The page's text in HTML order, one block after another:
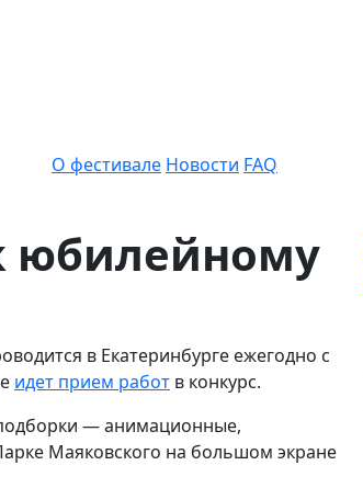
О фестивале Новости FAQ
юбилейному
в Екатеринбурге ежегодно с
идет прием работ в конкурс.
— анимационные,
Маяковского на большом экране